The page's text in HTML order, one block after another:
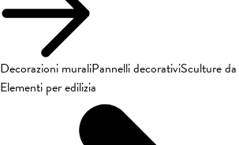
Decorazioni muraliPannelli decorativiSculture
Elementi per edilizia